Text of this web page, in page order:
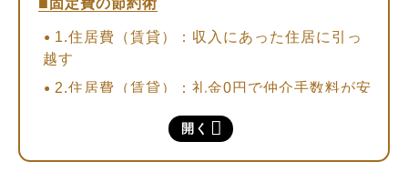
開く
固定費の節約術
1.住居費（賃貸）：収入にあった住居に引っ
越す
2.住居費（賃貸）：礼金0円で仲介手数料が安
3.住居費（賃貸）：更新の前に家賃や更新料
を交渉する